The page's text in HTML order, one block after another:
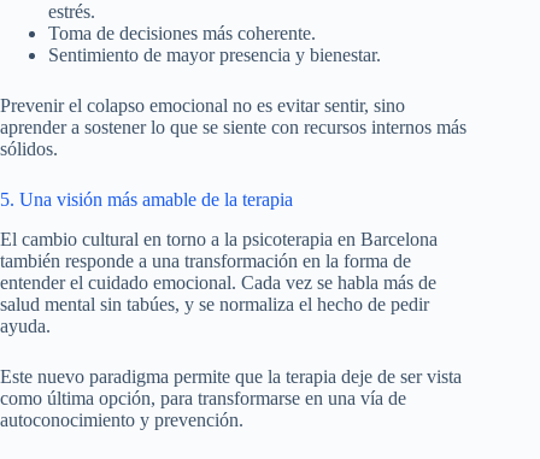
estrés.
Toma de decisiones más coherente.
Sentimiento de mayor presencia y bienestar.
Prevenir el colapso emocional no es evitar sentir, sino
aprender a sostener lo que se siente con recursos internos más
sólidos.
5. Una visión más amable de la terapia
El cambio cultural en torno a la psicoterapia en Barcelona
también responde a una transformación en la forma de
entender el cuidado emocional. Cada vez se habla más de
salud mental sin tabúes, y se normaliza el hecho de pedir
ayuda.
Este nuevo paradigma permite que la terapia deje de ser vista
como última opción, para transformarse en una vía de
autoconocimiento y prevención.